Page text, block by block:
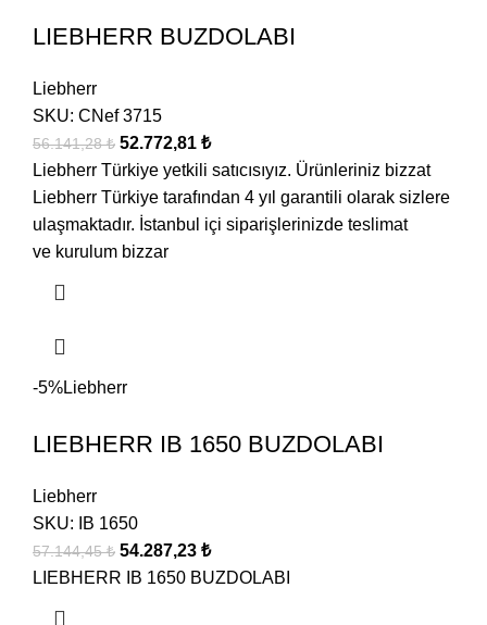
LIEBHERR BUZDOLABI
Liebherr
SKU: CNef 3715
56.141,28₺ 52.772,81 ₺
Liebherr Türkiye yetkili satıcısıyız. Ürünleriniz bizzat
Liebherr Türkiye tarafından 4 yıl garantili olarak sizlere
ulaşmaktadır. İstanbul içi siparişlerinizde teslimat
ve kurulum bizzar
-5%Liebherr
LIEBHERR IB 1650 BUZDOLABI
Liebherr
SKU:
IB 1650
57.144,45₺ 54.287,23 ₺
LIEBHERR IB 1650 BUZDOLABI